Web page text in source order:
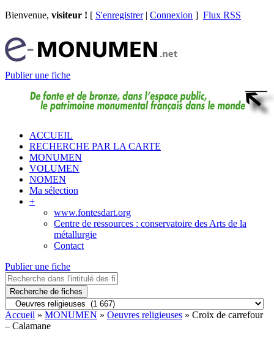
Bienvenue, visiteur ! [ S'enregistrer| Connexion ] Flux RSS
Publier une fiche
ACCUEIL
RECHERCHE PAR LA CARTE
MONUMEN
VOLUMEN
NOMEN
Ma sélection
+
www.fontesdart.org
Centre de ressources : conservatoire des Arts de la
métallurgie
Contact
Publier une fiche
Recherche de fiches
Accueil » MONUMEN » Oeuvres religieuses » Croix de carrefour
– Calamane